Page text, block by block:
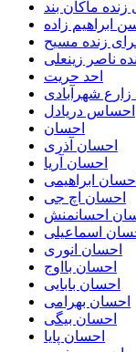
زنده ماکان بند
ابراهیم زاده
زنده مسیح
ناصر زینعلی
احد حریت
زارع شهرآبادی
احساس دریادل
احسان
احسان آذری
احسان آریا
احسان ابراهیمی
احسان اچ جی
احسانمنش
اسماعیلی
احسان انوری
احسان بااوج
احسان بابایی
احسان بهرامی
احسان بیگی
احسان پایا